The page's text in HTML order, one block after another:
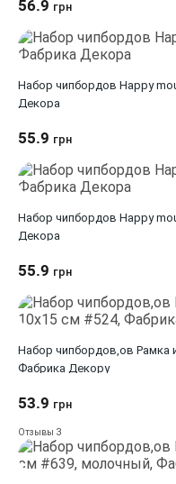
56.9 грн
Набор чипбордов Happy
Декора
55.9 грн
Набор чипбордов Happy
Декора
55.9 грн
Набор чипбордов,ов Рамка
Фабрика Декору
53.9 грн
Отзывы 3